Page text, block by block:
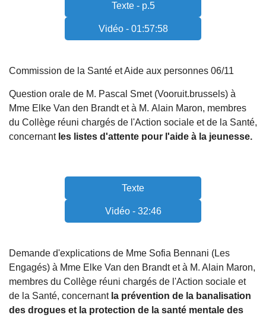
Texte - p.5
Vidéo - 01:57:58
Commission de la Santé et Aide aux personnes 06/11
Question orale de M. Pascal Smet (Vooruit.brussels) à
Mme Elke Van den Brandt et à M. Alain Maron, membres
du Collège réuni chargés de l'Action sociale et de la Santé,
concernant les listes d'attente pour l'aide à la jeunesse.
Texte
Vidéo - 32:46
Demande d'explications de Mme Sofia Bennani (Les
Engagés) à Mme Elke Van den Brandt et à M. Alain Maron,
membres du Collège réuni chargés de l'Action sociale et
de la Santé, concernantla prévention de la banalisation
des drogues et la protection de la santé mentale des